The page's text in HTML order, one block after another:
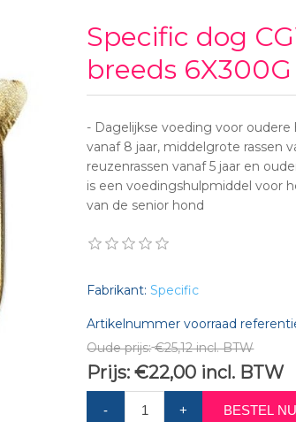
Specific dog
breeds 6X300G
- Dagelijkse voeding voor oudere
vanaf 8 jaar, middelgrote rassen
reuzenrassen vanaf 5 jaar en
is een voedingshulpmiddel voor
van de senior hond
Fabrikant: Specific
Artikelnummer voorraad
Oude prijs: €25,12 incl. BTW
Prijs: €22,00 incl. BTW
- + BESTEL